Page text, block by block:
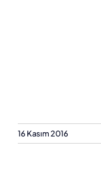
16 Kasım 2016